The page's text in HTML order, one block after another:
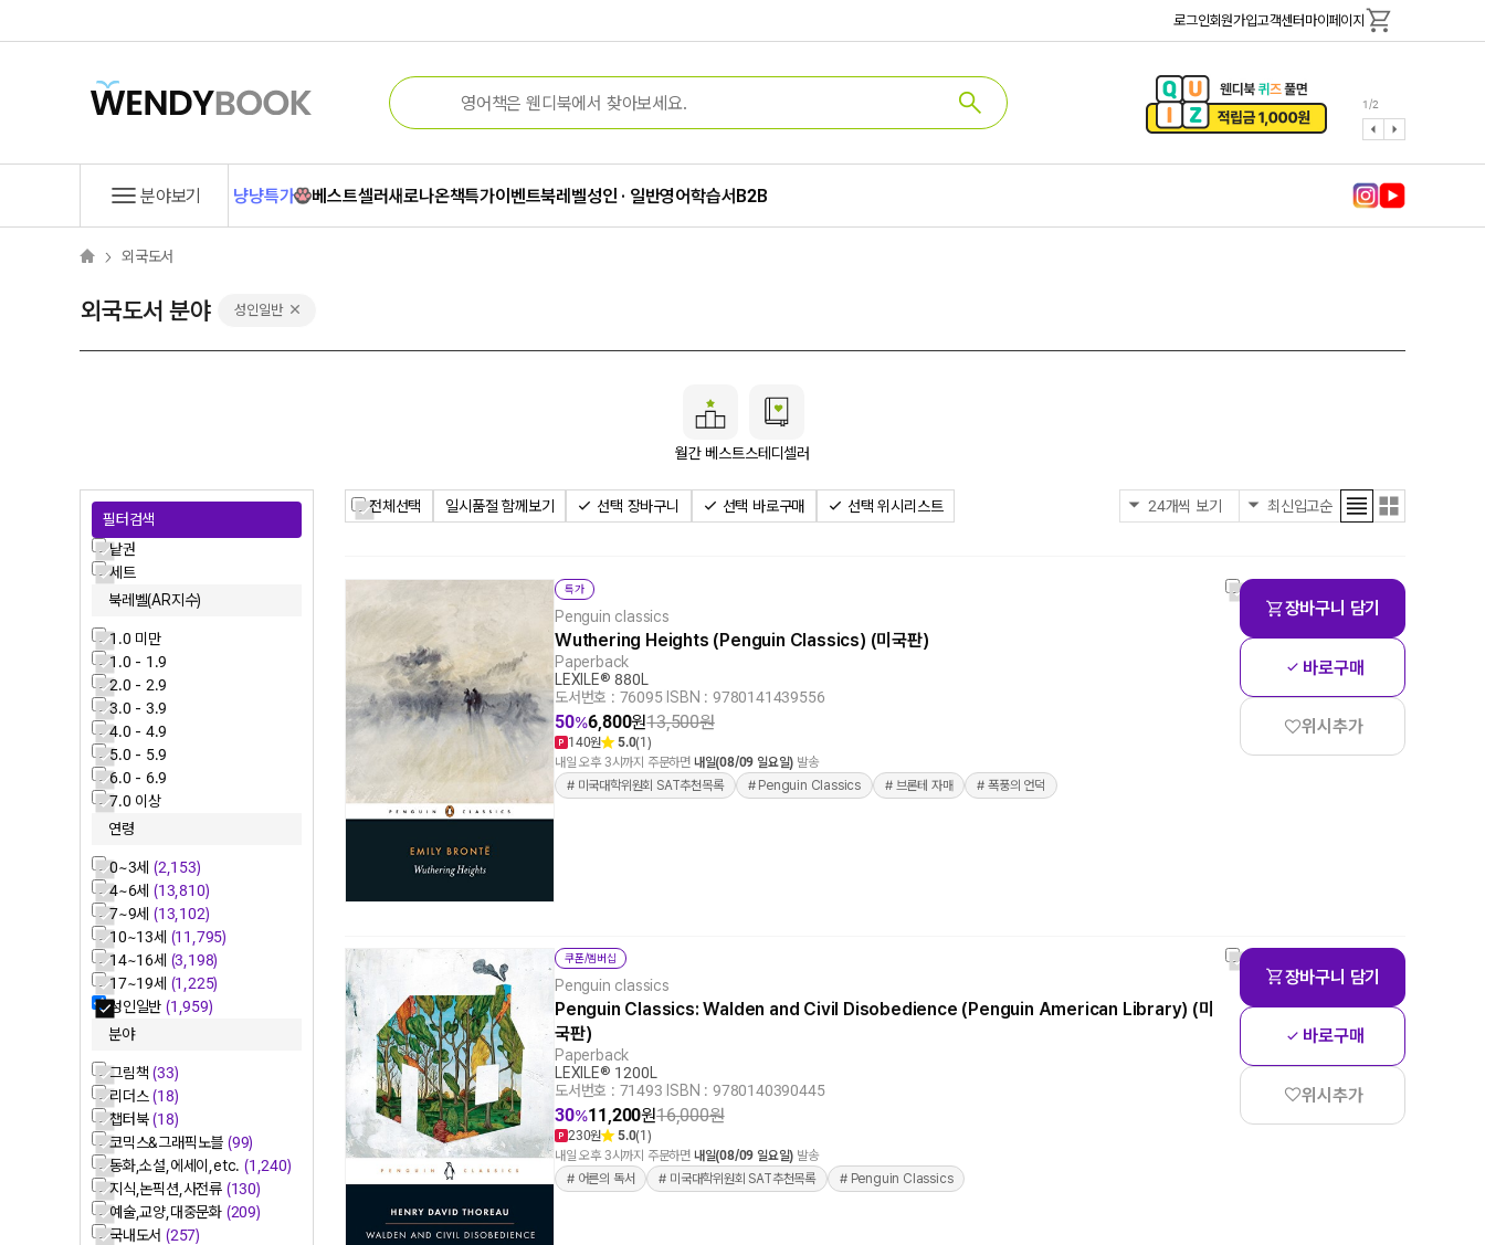
로그인회원가입고객센터 마이페이지
1/2
분야보기 냥냥특가 베스트셀러새로나온책특가이벤트북레벨성인 · 일반영어학습서B2B
외국도서
외국도서 분야 성인일반
월간 베스트스테디셀러
필터검색
낱권
세트
북레벨(AR지수)
1.0 미만
1.0 - 1.9
2.0 - 2.9
3.0 - 3.9
4.0 - 4.9
5.0 - 5.9
6.0 - 6.9
7.0 이상
연령
0~3세 (2,153)
4~6세 (13,810)
7~9세 (13,102)
10~13세 (11,795)
14~16세 (3,198)
17~19세 (1,225)
성인일반 (1,959)
분야
그림책(33)
리더스(18)
챕터북(18)
코믹스&그래픽노블(99)
동화,소설,에세이,etc. (1,240)
지식,논픽션,사전류 (130)
예술,교양,대중문화 (209)
국내도서 (257)
전체선택 일시품절 함께보기 선택 장바구니 선택 바로구매 선택 위시리스트
특가
Penguin classics
Wuthering Heights (Penguin Classics) (미국판)
Paperback
LEXILE® 880L
도서번호 : 76095| ISBN : 9780141439556
50%6,800원13,500원
140원 5.0(1)
내일 오후 3시까지 주문하면 내일(08/09 일요일) 발송
# 미국대학위원회 SAT추천목록
# Penguin Classics # 브론테 자매 # 폭풍의 언덕
장바구니 담기
바로구매
위시추가
쿠폰/멤버십
Penguin classics
Penguin Classics: Walden and Civil Disobedience (Penguin American Library) (미
국판)
Paperback
LEXILE® 1200L
도서번호 : 71493 ISBN : 9780140390445
30%11,200원16,000원
230원 5.0(1)
내일 오후 3시까지 주문하면 내일(08/09 일요일) 발송
# 어른의 독서
# 미국대학위원회 SAT추천목록 # Penguin Classics
장바구니 담기
바로구매
위시추가